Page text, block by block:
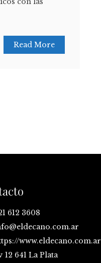
Read More
612 3608
www.eldecano.com.ar
12 641 La Plata